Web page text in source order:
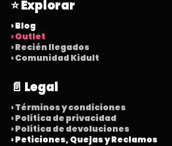
⭐ Explorar
› Blog
› Outlet
› Recién llegados
› Comunidad Kidult
📄 Legal
› Términos y condiciones
› Política de privacidad
› Política de devoluciones
› Peticiones, Quejas y Reclamos